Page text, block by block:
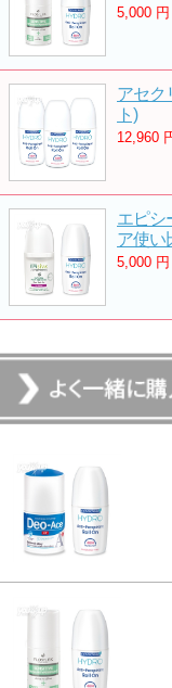
5,000 円
アセク
ト)
12,960
エピシ
ア使い
5,000 円